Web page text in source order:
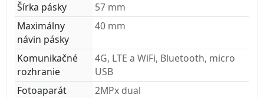
Šírka pásky
57 mm
Maximálny
návin pásky
40 mm
Komunikačné
rozhranie
4G, LTE a WiFi, Bluetooth, micro
USB
Fotoaparát
2MPx dual